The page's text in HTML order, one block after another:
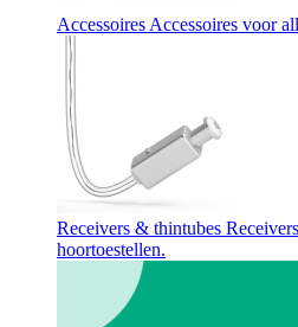
AccessoiresAccessoires voor
Receivers & thintubes
hoortoestellen.